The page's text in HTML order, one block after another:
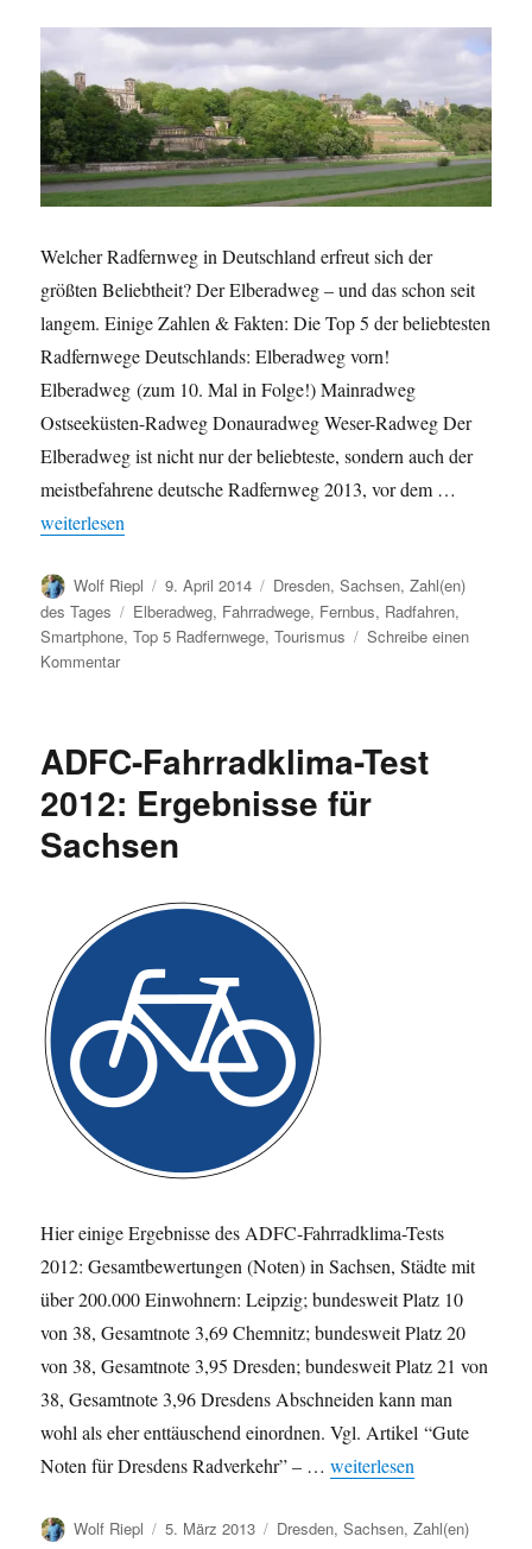
Welcher Radfernweg in Deutschland erfreut sich der
größten Beliebtheit? Der Elberadweg – und das schon seit
langem. Einige Zahlen & Fakten: Die Top 5 der beliebtesten
Radfernwege Deutschlands: Elberadweg vorn!
Elberadweg (zum 10. Mal in Folge!) Mainradweg
Ostseeküsten-Radweg Donauradweg Weser-Radweg Der
Elberadweg ist nicht nur der beliebteste, sondern auch der
meistbefahrene deutsche Radfernweg 2013, vor dem …
„Beliebtestes deutscher Radfernweg 2013? Der Elberadweg!“
weiterlesen
Autor
Wolf Riepl
Veröffentlicht
am
9. April 2014 Kategorien
Dresden,Sachsen,Zahl(en)
des Tages
Schlagwörter
Elberadweg, Fahrradwege, Fernbus, Radfahren,
Smartphone,Top 5 Radfernwege,Tourismus
Schreibe einen
Kommentarzu
2013?
Elberadweg!
ADFC-Fahrradklima-Test
2012: Ergebnisse für
Sachsen
Hier einige Ergebnisse des ADFC-Fahrradklima-Tests
2012: Gesamtbewertungen (Noten) in Sachsen, Städte mit
über 200.000 Einwohnern: Leipzig; bundesweit Platz 10
von 38, Gesamtnote 3,69 Chemnitz; bundesweit Platz 20
von 38, Gesamtnote 3,95 Dresden; bundesweit Platz 21 von
38, Gesamtnote 3,96 Dresdens Abschneiden kann man
wohl als eher enttäuschend einordnen. Vgl. Artikel “Gute
Noten für Dresdens Radverkehr” – …„ADFC-Fahrradklima-
weiterlesen
Autor
Wolf Riepl
Veröffentlicht
5. März 2013 Kategorien
Dresden,Sachsen,Zahl(en)